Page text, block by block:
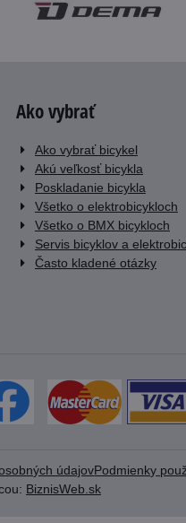
Ako vybrať
Ako vybrať bicykel
Akú veľkosť bicykla
Poskladanie bicykla
Všetko o elektrobicykloch
Všetko o BMX bicykloch
Servis bicyklov a
Často kladené otázky
údajovPodmienky
BiznisWeb.sk